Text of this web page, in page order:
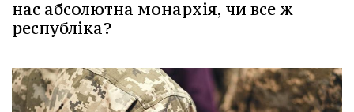
нас абсолютна монархія, чи все ж
республіка?